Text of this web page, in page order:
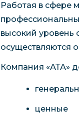
Работая в сфере
высокий уровень
осуществляются
Компания «АТА»
ценные